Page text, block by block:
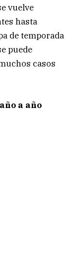
vuelve
hasta
de temporada
puede
casos
a año